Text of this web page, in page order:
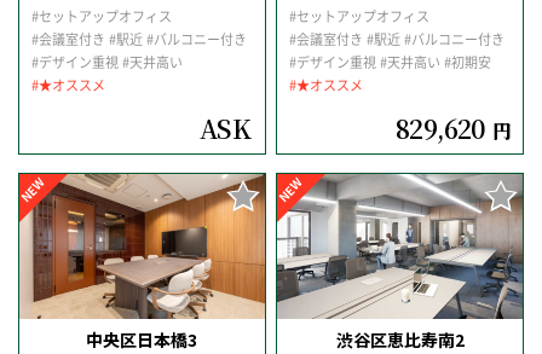
#セットアップオフィス
#会議室付き #駅近#バルコニー付き
#デザイン重視#天井高い
#★オススメ
ASK
#セットアップオフィス
#会議室付き #駅近#バルコニー付き
#デザイン重視#天井高い #初期安
#★オススメ
829,620 円
NEW
中央区日本橋3
NEW
渋谷区恵比寿南2